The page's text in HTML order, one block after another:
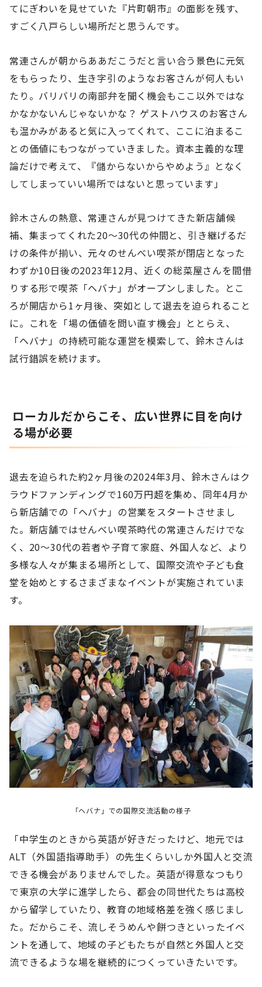
てにぎわいを見せていた『片町朝市』の面影を残す、
すごく八戸らしい場所だと思うんです。
常連さんが朝からああだこうだと言い合う景色に元気
をもらったり、生き字引のようなお客さんが何人もい
たり。バリバリの南部弁を聞く機会もここ以外ではな
かなかないんじゃないかな？ ゲストハウスのお客さん
も温かみがあると気に入ってくれて、ここに泊まるこ
との価値にもつながっていきました。資本主義的な理
論だけで考えて、『儲からないからやめよう』となく
してしまっていい場所ではないと思っています」
鈴木さんの熱意、常連さんが見つけてきた新店舗候
補、集まってくれた20～30代の仲間と、引き継げるだ
けの条件が揃い、元々のせんべい喫茶が閉店となった
わずか10日後の2023年12月、近くの総菜屋さんを間借
りする形で喫茶「ヘバナ」がオープンしました。とこ
ろが開店から1ヶ月後、突如として退去を迫られること
に。これを「場の価値を問い直す機会」ととらえ、
「ヘバナ」の持続可能な運営を模索して、鈴木さんは
試行錯誤を続けます。
ローカルだからこそ、広い世界に目を向け
る場が必要
退去を迫られた約2ヶ月後の2024年3月、鈴木さんはク
ラウドファンディングで160万円超を集め、同年4月か
ら新店舗での「ヘバナ」の営業をスタートさせまし
た。新店舗ではせんべい喫茶時代の常連さんだけでな
く、20～30代の若者や子育て家庭、外国人など、より
多様な人々が集まる場所として、国際交流や子ども食
堂を始めとするさまざまなイベントが実施されていま
す。
「ヘバナ」での国際交流活動の様子
「中学生のときから英語が好きだったけど、地元では
ALT（外国語指導助手）の先生くらいしか外国人と交流
できる機会がありませんでした。英語が得意なつもり
で東京の大学に進学したら、都会の同世代たちは高校
から留学していたり、教育の地域格差を強く感じまし
た。だからこそ、流しそうめんや餅つきといったイベ
ントを通して、地域の子どもたちが自然と外国人と交
流できるような場を継続的につくっていきたいです。